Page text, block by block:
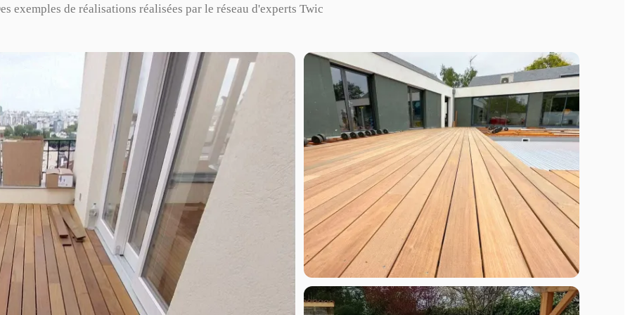
exemples de réalisations réalisées par le réseau d'experts Twic
Terrasse Ipé 320 m² autour